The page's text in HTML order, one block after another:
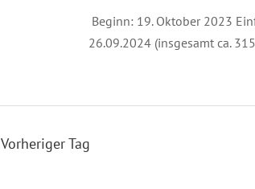
Beginn: 19. Oktober 2023
26.09.2024 (insgesamt ca.
Vorheriger Tag